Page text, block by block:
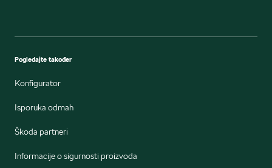
Pogledajte također
Konfigurator
Isporuka odmah
Škoda partneri
Informacije o sigurnosti proizvoda